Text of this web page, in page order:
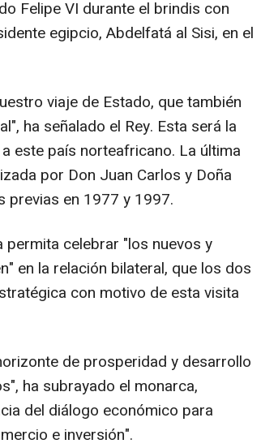
Felipe VI durante el brindis con
egipcio, Abdelfatá al Sisi, en el
viaje de Estado, que también
ha señalado el Rey. Esta será la
este país norteafricano. La última
por Don Juan Carlos y Doña
previas en 1977 y 1997.
permita celebrar "los nuevos y
en la relación bilateral, que los dos
con motivo de esta visita
de prosperidad y desarrollo
ha subrayado el monarca,
del diálogo económico para
e inversión".